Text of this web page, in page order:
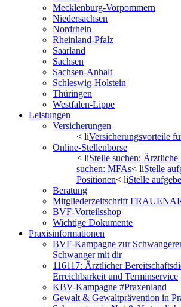
Mecklenburg-Vorpommern
Niedersachsen
Nordrhein
Rheinland-Pfalz
Saarland
Sachsen
Sachsen-Anhalt
Schleswig-Holstein
Thüringen
Westfalen-Lippe
Leistungen
Versicherungen
< liVersicherungsvorteile
Online-Stellenbörse
< liStelle suchen: Ärztliche
suchen: MFAs< liStelle
Positionen< liStelle
Beratung
Mitgliederzeitschrift
BVF-Vorteilsshop
Wichtige Dokumente
Praxisinformationen
BVF-Kampagne zur
Schwanger mit dir
116117: Ärztlicher
Erreichbarkeit und Terminservice
KBV-Kampagne #Praxenland
Gewalt & Gewaltprävention in